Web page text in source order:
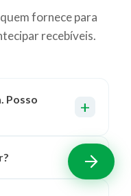
fornece para
recebíveis.
Posso